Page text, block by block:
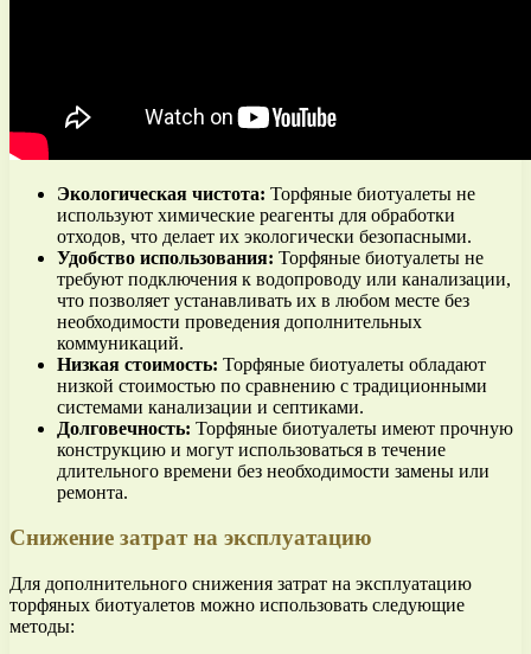
Экологическая чистота: Торфяные биотуалеты не
используют химические реагенты для обработки
отходов, что делает их экологически безопасными.
Удобство использования: Торфяные биотуалеты не
требуют подключения к водопроводу или канализации,
что позволяет устанавливать их в любом месте без
необходимости проведения дополнительных
коммуникаций.
Низкая стоимость: Торфяные биотуалеты обладают
низкой стоимостью по сравнению с традиционными
системами канализации и септиками.
Долговечность: Торфяные биотуалеты имеют прочную
конструкцию и могут использоваться в течение
длительного времени без необходимости замены или
ремонта.
Снижение затрат на эксплуатацию
Для дополнительного снижения затрат на эксплуатацию
торфяных биотуалетов можно использовать следующие
методы: